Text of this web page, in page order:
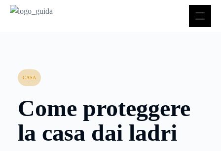
CASA
Come proteggere
la casa dai ladri